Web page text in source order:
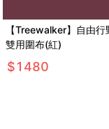
【Treewalker】自由行
雙用圍布(紅)
$1480